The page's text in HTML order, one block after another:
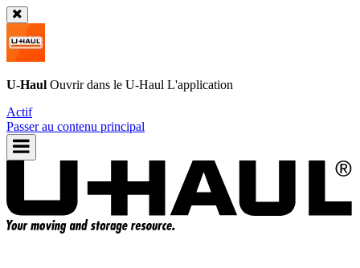
U-Haul Ouvrir dans le U-Haul L'application
Actif
Passer au contenu principal